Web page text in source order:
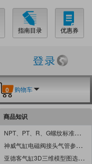
指南目录 优惠券
0 购物车
商品知识
NPT、PT、R、G螺纹标准尺寸表_管螺纹标准尺寸表_锥度管螺纹对照表规格表
神威气缸电磁阀接头气管参数尺寸选型手册2022年最新版
亚德客气缸3D三维模型图选型手册产品软件2023下载